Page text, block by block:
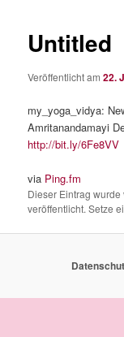
Untitled
Veröffentlicht am22.
my_yoga_vidya:
Amritanandamayi
http://bit.ly/6Fe8VV
via Ping.fm
Dieser Eintrag
veröffentlicht. Setze